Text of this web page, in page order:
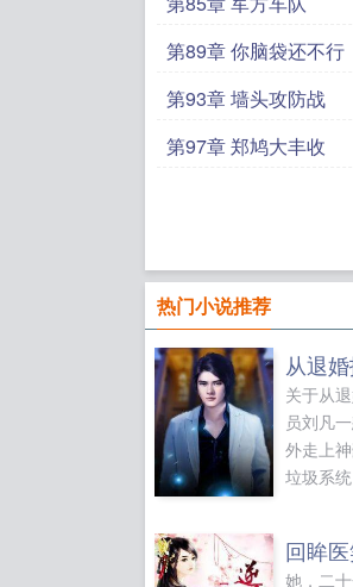
第89章 你脑袋还不行
第93章 墙头攻防战
第97章 郑鸠大丰收
热门小说推荐
从退
关于从
员刘凡
外走上
垃圾系
残破车
回眸
她，二